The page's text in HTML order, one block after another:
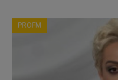
PROFM